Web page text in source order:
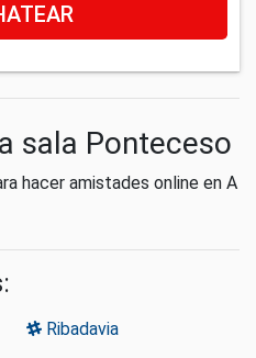
sala Ponteceso
hacer amistades online en A
Ribadavia